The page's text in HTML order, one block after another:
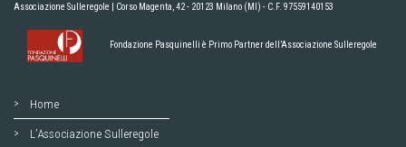
Associazione Sulleregole | Corso Magenta, 42 - 20123 Milano (MI) - C.F. 97559140153
Fondazione Pasquinelli è Primo Partner dell’Associazione Sulleregole
Home
L’Associazione Sulleregole